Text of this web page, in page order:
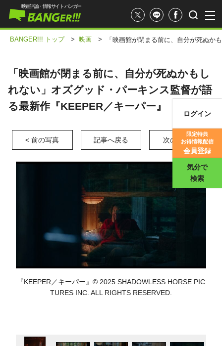
映画評価
映画評論・情報サイト バンガー
ログイン
限定特典
お得情報配信
会員登録
気分で
検索
BANGER!!! トップ > 映画 > 「映画館が閉まる前に、自分が死ぬか
「映画館が閉まる前に、自分が死ぬかもし
れない」オズグッド・パーキンス監督が語
る最新作『KEEPER／キーパー』
< 前の写真 記事へ戻る 次の写真 >
『KEEPER／キーパー』© 2025 SHADOWLESS HORSE PIC
TURES INC. ALL RIGHTS RESERVED.